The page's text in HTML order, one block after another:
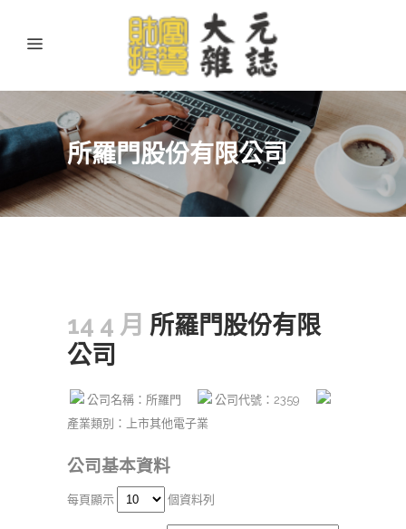
所羅門股份有限公司
14 4 月 所羅門股份有限
公司
公司名稱：所羅門
公司代號：2359
產業類別：上市其他電子業
公司基本資料
每頁顯示 個資料列